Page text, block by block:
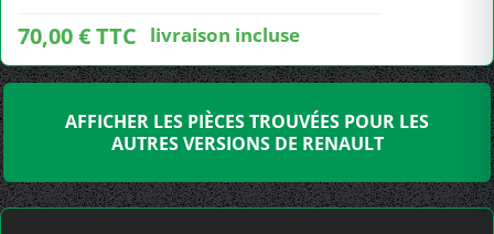
70,00 € TTC livraison incluse
AFFICHER LES PIÈCES TROUVÉES POUR LES
AUTRES VERSIONS DE RENAULT